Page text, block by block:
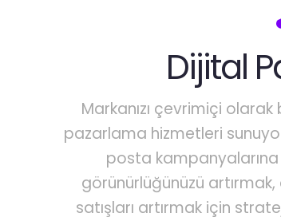
Dijital
Markanızı çevrimiçi
pazarlama hizmetleri
posta kampanyalarına
görünürlüğünüzü
satışları artırmak için